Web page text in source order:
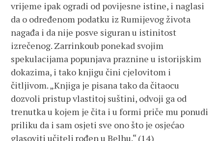
vrijeme ipak ogradi od povijesne istine, i naglasi
da o određenom podatku iz Rumijevog života
nagađa i da nije posve siguran u istinitost
izrečenog. Zarrinkoub ponekad svojim
spekulacijama popunjava praznine u istorijskim
dokazima, i tako knjigu čini cjelovitom i
čitljivom. „Knjiga je pisana tako da čitaocu
dozvoli pristup vlastitoj suštini, odvoji ga od
trenutka u kojem je čita i u formi priče mu ponudi
priliku da i sam osjeti sve ono što je osjećao
glasoviti učitelj rođen u Belhu.“ (14)